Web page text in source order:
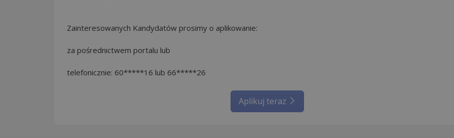
Zainteresowanych Kandydatów prosimy o aplikowanie:
za pośrednictwem portalu lub
telefonicznie: 60*****16 lub 66*****26
Aplikuj teraz